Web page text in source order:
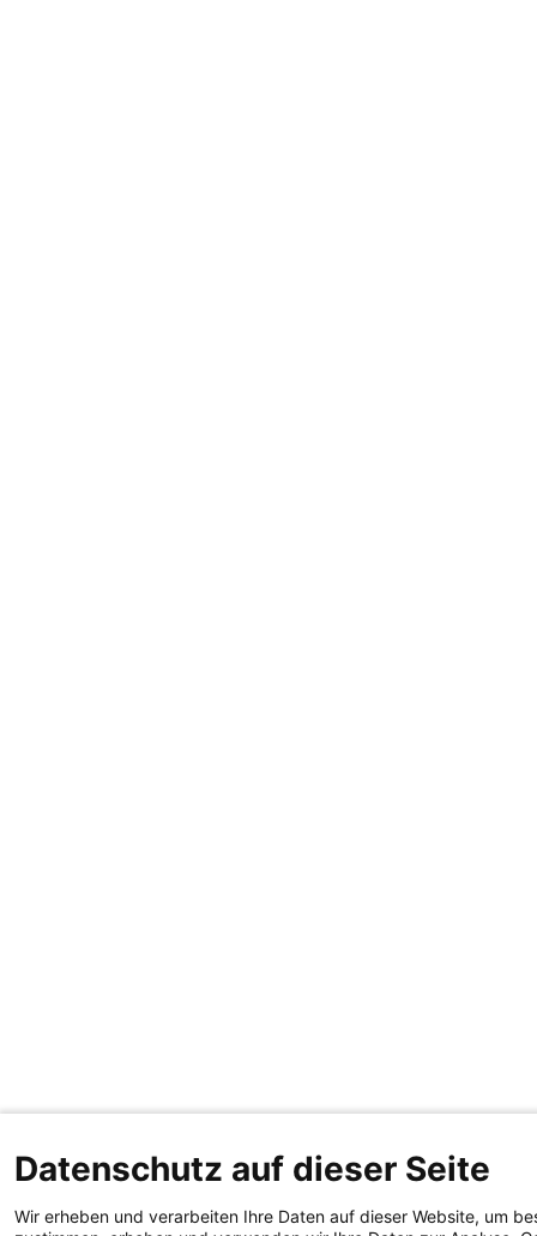
Datenschutz auf dieser Seite
Wir erheben und verarbeiten Ihre Daten auf dieser Website, um